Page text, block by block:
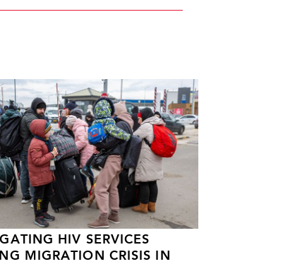
HIV SERVICES
MIGRATION CRISIS IN